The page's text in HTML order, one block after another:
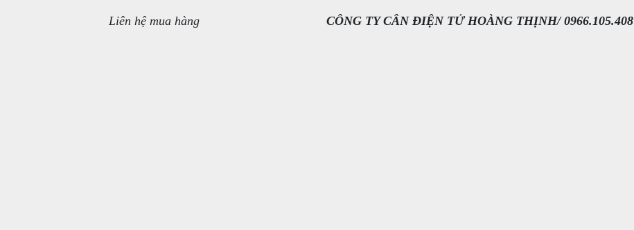
Liên hệ mua hàng CÔNG TY CÂN ĐIỆN TỬ HOÀNG THỊNH/ 0966.105.408